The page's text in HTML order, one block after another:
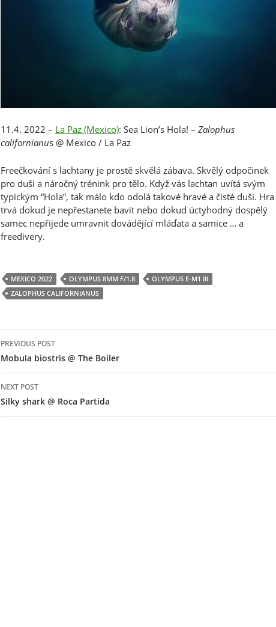
11.4. 2022 – La Paz (Mexico): Sea Lion’s Hola! – Zalophus
californianus @ Mexico / La Paz
Freečkování s lachtany je prostě skvělá zábava. Skvělý odpočinek
pro duši a náročný trénink pro tělo. Když vás lachtan uvítá svým
typickým “Hola”, tak málo kdo odolá takové hravé a čisté duši. Hra
trvá dokud je nepřestanete bavit nebo dokud úctyhodný dospělý
samec nepřijede umravnit dovádějící mláďata a samice … a
freedivery.
MEXICO 2022 OLYMPUS 8MM F/1.8
OLYMPUS E-M1 III
ZALOPHUS CALIFORNIANUS
navigation
PREVIOUS POST
Mobula biostris @ The Boiler
NEXT POST
Silky shark @ Roca Partida